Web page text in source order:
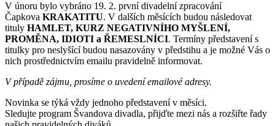
V únoru bylo vybráno 19. 2. první divadelní zpracování
Čapkova KRAKATITU. V dalších měsících budou následovat
tituly HAMLET, KURZ NEGATIVNÍHO MYŠLENÍ,
PROMĚNA, IDIOTI a ŘEMESLNÍCI. Termíny představení s
titulky pro neslyšící budou nasazovány v předstihu a je možné Vás o
nich prostřednictvím emailu pravidelně informovat.
V případě zájmu, prosíme o uvedení emailové adresy.
Novinka se týká vždy jednoho představení v měsíci.
Sledujte program Švandova divadla, přijďte mezi nás a rozšiřte řady